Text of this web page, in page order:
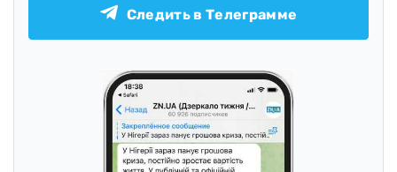
Следить в Телеграмме